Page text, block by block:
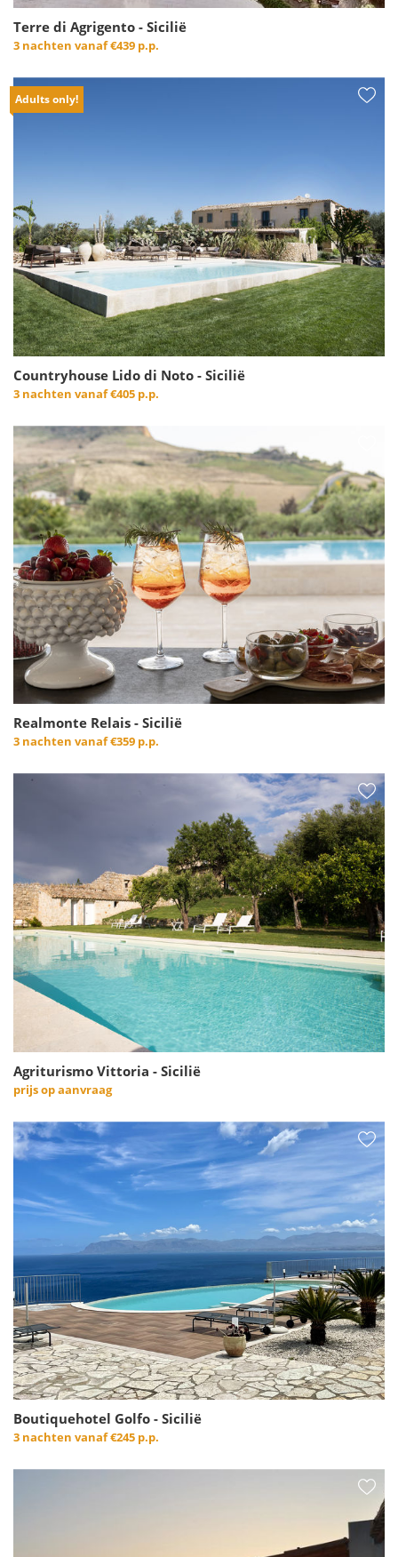
Terre di Agrigento - Sicilië
3 nachten vanaf€439 p.p.
Adults only!
Countryhouse Lido di Noto - Sicilië
3 nachten vanaf€405 p.p.
Realmonte Relais - Sicilië
3 nachten vanaf€359 p.p.
Agriturismo Vittoria - Sicilië
prijs op aanvraag
Boutiquehotel Golfo - Sicilië
3 nachten vanaf€245 p.p.